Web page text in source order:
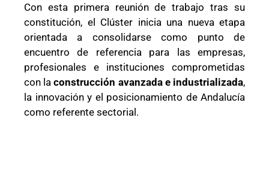
Con esta primera reunión de trabajo tras su
constitución, el Clúster inicia una nueva etapa
orientada a consolidarse como punto de
encuentro de referencia para las empresas,
profesionales e instituciones comprometidas
con laconstrucción avanzada e industrializada,
la innovación y el posicionamiento de Andalucía
como referente sectorial.